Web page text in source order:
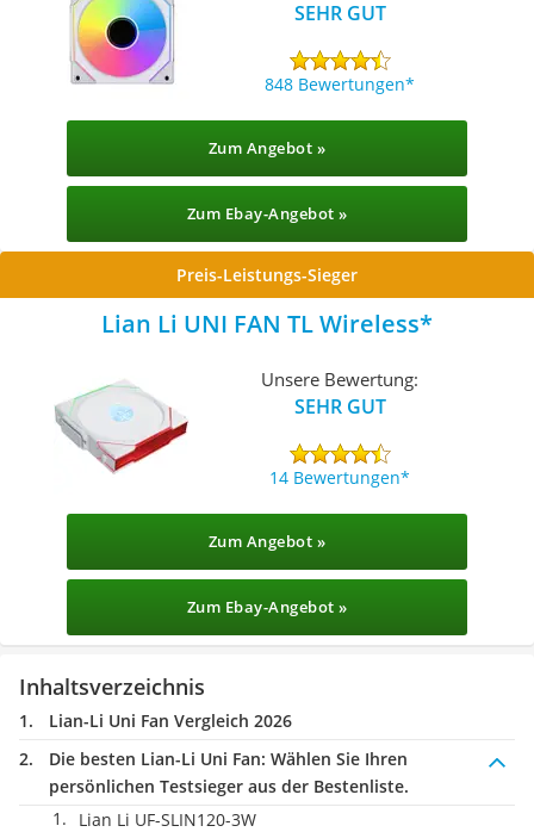
SEHR GUT
848 Bewertungen
Zum Angebot »
Zum Ebay-Angebot »
Preis-Leistungs-Sieger
Lian Li UNI FAN TL Wireless
Unsere Bewertung:
SEHR GUT
14 Bewertungen
Zum Angebot »
Zum Ebay-Angebot »
Inhaltsverzeichnis
Lian-Li Uni Fan Vergleich 2026
Die besten Lian-Li Uni Fan: Wählen Sie Ihren
persönlichen Testsieger aus der Bestenliste.
Lian Li ‎UF-SLIN120-3W